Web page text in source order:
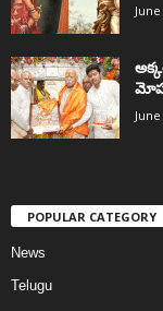
POPULAR CATEGORY
News
Telugu